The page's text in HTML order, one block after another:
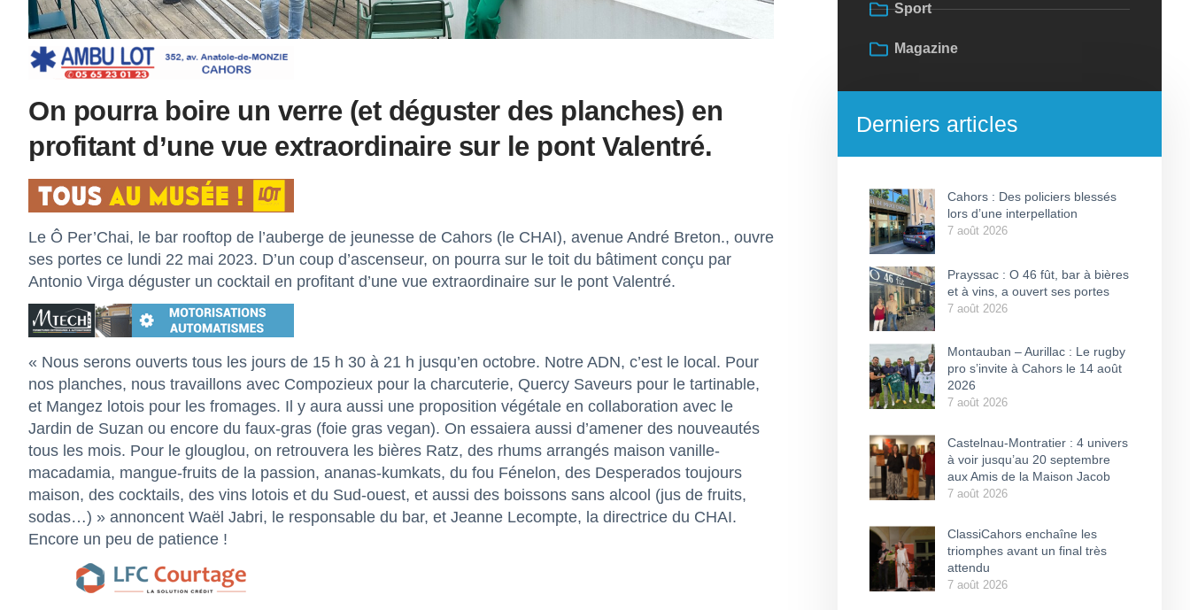
On pourra boire un verre (et déguster des planches) en
profitant d’une vue extraordinaire sur le pont Valentré.
Le Ô Per’Chai, le bar rooftop de l’auberge de jeunesse de Cahors (le CHAI), avenue André Breton., ouvre
ses portes ce lundi 22 mai 2023. D’un coup d’ascenseur, on pourra sur le toit du bâtiment conçu par
Antonio Virga déguster un cocktail en profitant d’une vue extraordinaire sur le pont Valentré.
« Nous serons ouverts tous les jours de 15 h 30 à 21 h jusqu’en octobre. Notre ADN, c’est le local. Pour
nos planches, nous travaillons avec Compozieux pour la charcuterie, Quercy Saveurs pour le tartinable,
et Mangez lotois pour les fromages. Il y aura aussi une proposition végétale en collaboration avec le
Jardin de Suzan ou encore du faux-gras (foie gras vegan). On essaiera aussi d’amener des nouveautés
tous les mois. Pour le glouglou, on retrouvera les bières Ratz, des rhums arrangés maison vanille-
macadamia, mangue-fruits de la passion, ananas-kumkats, du fou Fénelon, des Desperados toujours
maison, des cocktails, des vins lotois et du Sud-ouest, et aussi des boissons sans alcool (jus de fruits,
sodas…) » annoncent Waël Jabri, le responsable du bar, et Jeanne Lecompte, la directrice du CHAI.
Encore un peu de patience !
Sport
Magazine
Derniers articles
Cahors : Des policiers blessés
lors d’une interpellation
7 août 2026
Prayssac : O 46 fût, bar à bières
et à vins, a ouvert ses portes
7 août 2026
Montauban – Aurillac : Le rugby
pro s’invite à Cahors le 14 août
2026
7 août 2026
Castelnau-Montratier : 4 univers
à voir jusqu’au 20 septembre
aux Amis de la Maison Jacob
7 août 2026
ClassiCahors enchaîne les
triomphes avant un final très
attendu
7 août 2026